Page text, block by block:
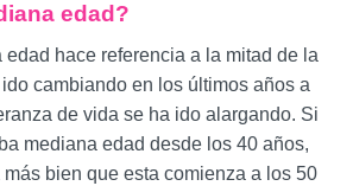
edad?
edad hace referencia a la mitad de la
cambiando en los últimos años a
de vida se ha ido alargando. Si
mediana edad desde los 40 años,
bien que esta comienza a los 50